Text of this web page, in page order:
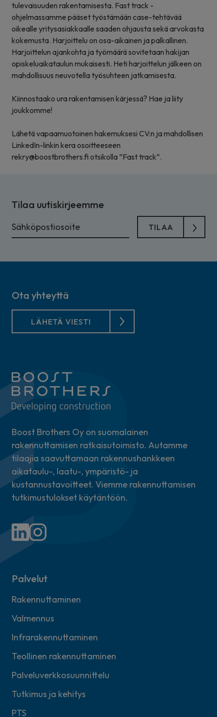
tulevaisuuden rakentamisesta. Fast track -
ohjelmassamme pääset työstämään case-tehtävää
oikealle yritysasiakkaalle saaden ohjausta sekä arvokasta
kokemusta. Harjoittelu on osa-aikainen ja palkallinen.
Harjoittelun ajankohta ja työmäärä sovitetaan hakijan
opiskeluaikataulun mukaisesti. Heti harjoittelun jälkeen on
mahdollisuus neuvotella työsuhteen jatkamisesta.
Kiinnostaako ura rakentamisen kärjessä? Hae ja liity
joukkomme!
Lähetä vapaamuotoinen hakemuksesi CV:n ja mahdollisen
LinkedIn-linkin kera osoitteeseen
rekry@boostbrothers.fi otsikolla ”Fast track”.
Tilaa uutiskirjeemme
Boost Brothers Oy on suomalainen
rakennuttamisen ratkaisutoimisto. Autamme
tilaajia saavuttamaan rakennushankkeen
aikataulu-, laatu-, ympäristö- ja
kustannustavoitteet. Viemme rakennuttamisen
tutkimustulokset käytäntöön.
Palvelut
Rakennuttaminen
Valmennus
Infrarakennuttaminen
Teollinen rakennuttaminen
Palveluverkkosuunnittelu
Tutkimus ja kehitys
PTS
Ota yhteyttä
LÄHETÄ VIESTI